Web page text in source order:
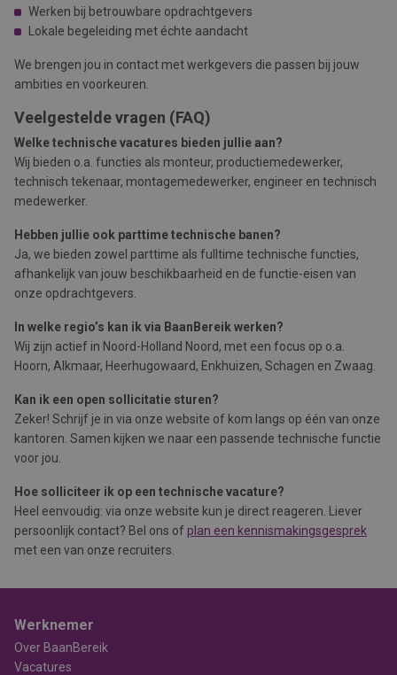
Werken bij betrouwbare opdrachtgevers
Lokale begeleiding met échte aandacht
We brengen jou in contact met werkgevers die passen bij jouw
ambities en voorkeuren.
Veelgestelde vragen (FAQ)
Welke technische vacatures bieden jullie aan?
Wij bieden o.a. functies als monteur, productiemedewerker,
technisch tekenaar, montagemedewerker, engineer en technisch
medewerker.
Hebben jullie ook parttime technische banen?
Ja, we bieden zowel parttime als fulltime technische functies,
afhankelijk van jouw beschikbaarheid en de functie-eisen van
onze opdrachtgevers.
In welke regio’s kan ik via BaanBereik werken?
Wij zijn actief in Noord-Holland Noord, met een focus op o.a.
Hoorn, Alkmaar, Heerhugowaard, Enkhuizen, Schagen en Zwaag.
Kan ik een open sollicitatie sturen?
Zeker! Schrijf je in via onze website of kom langs op één van onze
kantoren. Samen kijken we naar een passende technische functie
voor jou.
Hoe solliciteer ik op een technische vacature?
Heel eenvoudig: via onze website kun je direct reageren. Liever
persoonlijk contact? Bel ons of plan een kennismakingsgesprek
met een van onze recruiters.
Werknemer
Over BaanBereik
Vacatures